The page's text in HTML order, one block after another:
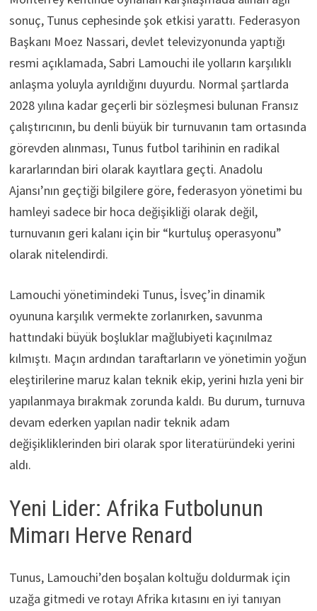
sonuç, Tunus cephesinde şok etkisi yarattı. Federasyon
Başkanı Moez Nassari, devlet televizyonunda yaptığı
resmi açıklamada, Sabri Lamouchi ile yolların karşılıklı
anlaşma yoluyla ayrıldığını duyurdu. Normal şartlarda
2028 yılına kadar geçerli bir sözleşmesi bulunan Fransız
çalıştırıcının, bu denli büyük bir turnuvanın tam ortasında
görevden alınması, Tunus futbol tarihinin en radikal
kararlarından biri olarak kayıtlara geçti. Anadolu
Ajansı’nın geçtiği bilgilere göre, federasyon yönetimi bu
hamleyi sadece bir hoca değişikliği olarak değil,
turnuvanın geri kalanı için bir “kurtuluş operasyonu”
olarak nitelendirdi.
Lamouchi yönetimindeki Tunus, İsveç’in dinamik
oyununa karşılık vermekte zorlanırken, savunma
hattındaki büyük boşluklar mağlubiyeti kaçınılmaz
kılmıştı. Maçın ardından taraftarların ve yönetimin yoğun
eleştirilerine maruz kalan teknik ekip, yerini hızla yeni bir
yapılanmaya bırakmak zorunda kaldı. Bu durum, turnuva
devam ederken yapılan nadir teknik adam
değişikliklerinden biri olarak spor literatüründeki yerini
aldı.
Yeni Lider: Afrika Futbolunun
Mimarı Herve Renard
Tunus, Lamouchi’den boşalan koltuğu doldurmak için
uzağa gitmedi ve rotayı Afrika kıtasını en iyi tanıyan